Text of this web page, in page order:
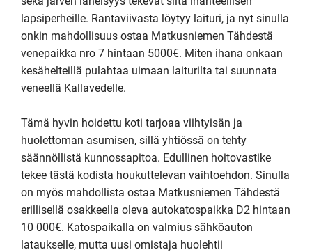
lapsiperheille. Rantaviivasta löytyy laituri, ja nyt sinulla
onkin mahdollisuus ostaa Matkusniemen Tähdestä
venepaikka nro 7 hintaan 5000€. Miten ihana onkaan
kesähelteillä pulahtaa uimaan laiturilta tai suunnata
veneellä Kallavedelle.
Tämä hyvin hoidettu koti tarjoaa viihtyisän ja
huolettoman asumisen, sillä yhtiössä on tehty
säännöllistä kunnossapitoa. Edullinen hoitovastike
tekee tästä kodista houkuttelevan vaihtoehdon. Sinulla
on myös mahdollista ostaa Matkusniemen Tähdestä
erillisellä osakkeella oleva autokatospaikka D2 hintaan
10 000€. Katospaikalla on valmius sähköauton
lataukselle, mutta uusi omistaja huolehtii